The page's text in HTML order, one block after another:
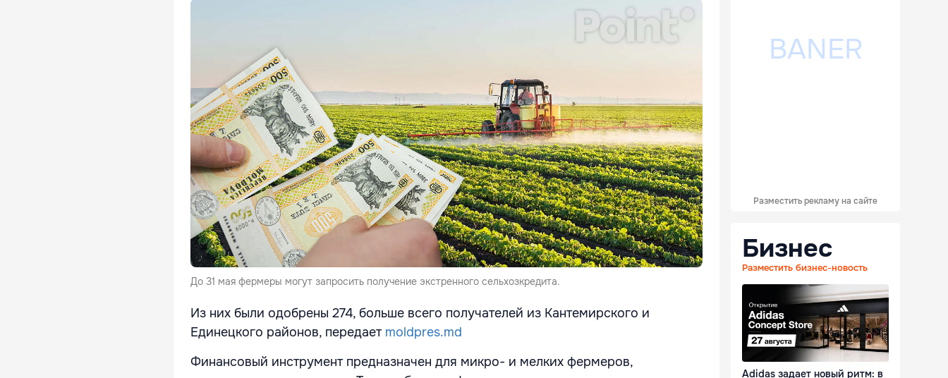
До 31 мая фермеры могут запросить получение экстренного сельхозкредита.
Из них были одобрены 274, больше всего получателей из Кантемирского и
Единецкого районов, передает moldpres.md
Финансовый инструмент предназначен для микро- и мелких фермеров,
Разместить рекламу на сайте
Бизнес
Разместить бизнес-новость
Adidas задает новый ритм: в